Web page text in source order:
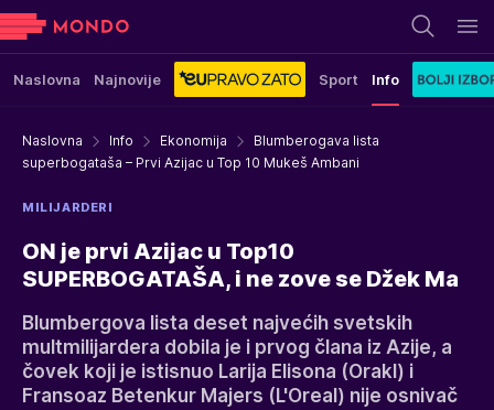
Naslovna Najnovije Sport Info
Naslovna Info Ekonomija
Blumberogava lista
superbogataša – Prvi Azijac u Top 10 Mukeš Ambani
MILIJARDERI
ON je prvi Azijac u Top10
SUPERBOGATAŠA, i ne zove se Džek Ma
Blumbergova lista deset najvećih svetskih
multmilijardera dobila je i prvog člana iz Azije, a
čovek koji je istisnuo Larija Elisona (Orakl) i
Fransoaz Betenkur Majers (L'Oreal) nije osnivač